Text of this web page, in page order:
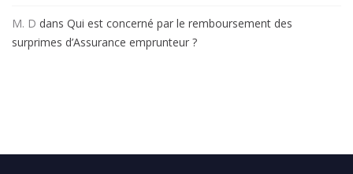
M. D dans Qui est concerné par le remboursement des
surprimes d’Assurance emprunteur ?